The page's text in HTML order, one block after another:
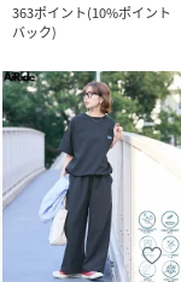
363ポイント(10%ポイント
バック)